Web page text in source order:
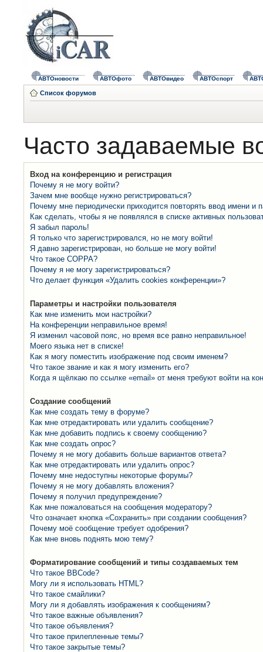
АВТОновости АВТОфото АВТОвидео АВТОспорт
Список форумов
Часто задаваемые
Вход на конференцию и регистрация
Почему я не могу войти?
Зачем мне вообще нужно регистрироваться?
Почему мне периодически приходится повторять ввод имени и
Как сделать, чтобы я не появлялся в списке активных
Я забыл пароль!
Я только что зарегистрировался, но не могу войти!
Я давно зарегистрирован, но больше не могу войти!
Что такое COPPA?
Почему я не могу зарегистрироваться?
Что делает функция «Удалить cookies конференции»?
Параметры и настройки пользователя
Как мне изменить мои настройки?
На конференции неправильное время!
Я изменил часовой пояс, но время все равно неправильное!
Моего языка нет в списке!
Как я могу поместить изображение под своим именем?
Что такое звание и как я могу изменить его?
Когда я щёлкаю по ссылке «email» от меня требуют войти на
Создание сообщений
Как мне создать тему в форуме?
Как мне отредактировать или удалить сообщение?
Как мне добавить подпись к своему сообщению?
Как мне создать опрос?
Почему я не могу добавить больше вариантов ответа?
Как мне отредактировать или удалить опрос?
Почему мне недоступны некоторые форумы?
Почему я не могу добавлять вложения?
Почему я получил предупреждение?
Как мне пожаловаться на сообщения модератору?
Что означает кнопка «Сохранить» при создании сообщения?
Почему моё сообщение требует одобрения?
Как мне вновь поднять мою тему?
Форматирование сообщений и типы создаваемых тем
Что такое BBCode?
Могу ли я использовать HTML?
Что такое смайлики?
Могу ли я добавлять изображения к сообщениям?
Что такое важные объявления?
Что такое объявления?
Что такое прилепленные темы?
Что такое закрытые темы?